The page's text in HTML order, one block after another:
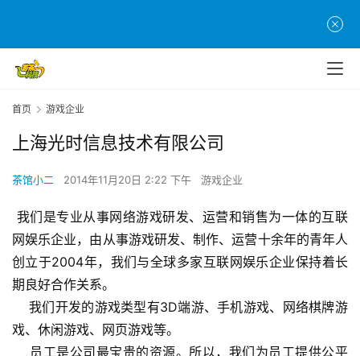
首
游
茶
原
首页 游戏企业
上海光时信息技术有限公司
茶馆小二 2014年11月20日 2:22 下午 游戏企业
网娱乐企业，由从事游戏研发、制作、运营十余年的青年人
创立于2004年，我们与全球多家互联网娱乐企业保持着长
期良好合作关系。
    我们开发的游戏类型有3D端游、手机游戏、网络棋牌游
戏、休闲游戏、网页游戏等。